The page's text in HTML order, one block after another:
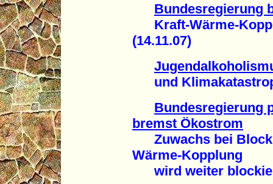
Bundesregierung
Kraft-Wärme-
(14.11.07)
und
Bundesregierung
bremst Ökostrom
Zuwachs bei
Wärme-Kopplung
wird weiter